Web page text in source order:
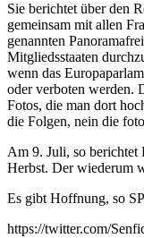
Sie berichtet über den
gemeinsam mit allen
genannten
Mitgliedsstaaten
wenn das
oder verboten werden.
Fotos, die man dort
die Folgen, nein die
Am 9. Juli, so berichtet
Herbst. Der wiederum
Es gibt Hoffnung, so
https://twitter.com/